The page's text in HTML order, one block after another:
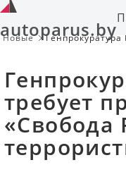
autoparus.by
Новые
Генпрокуратура
требует
«Свобода